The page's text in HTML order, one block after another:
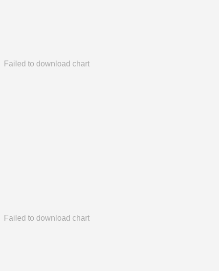
Failed to download chart
Failed to download chart